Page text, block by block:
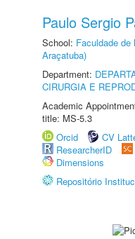
Paulo Sergio
School: Faculdade de
Araçatuba)
Department:
CIRURGIA E
Academic
title: MS-5.3
Orcid
CV
ResearcherID
Dimensions
Repositório